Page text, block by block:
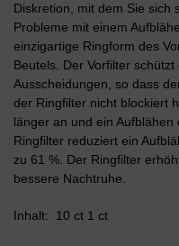
Diskretion, mit dem Sie sich
Probleme mit einem
einzigartige Ringform des
Beutels. Der Vorfilter
Ausscheidungen, so dass
der Ringfilter nicht blockiert
länger an und ein
Ringfilter reduziert ein
zu 61 %. Der Ringfilter
bessere Nachtruhe.
Inhalt: 10 ct 1 ct